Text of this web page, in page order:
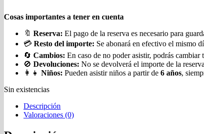
Cosas importantes a tener en cuenta
🔖 Reserva: El pago de la reserva es necesario para
💳 Resto del importe: Se abonará en efectivo el mismo
🔄 Cambios: En caso de no poder asistir, podrás
🚫 Devoluciones: No se devolverá el importe de la
👩 Niños: Pueden asistir niños a partir de 6 años,
Sin existencias
Descripción
Valoraciones (0)